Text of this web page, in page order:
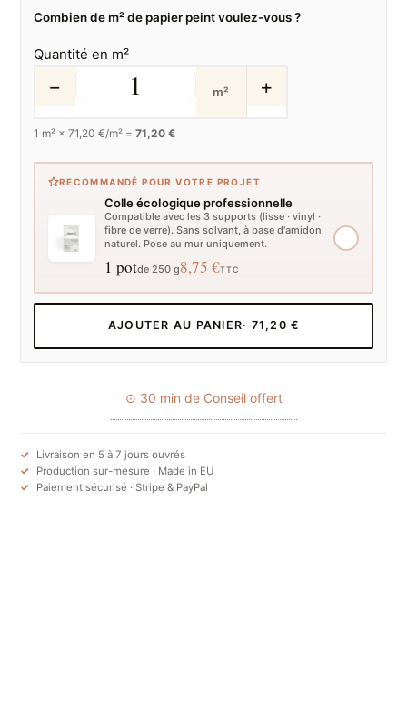
Combien de m² de papier peint voulez-vous ?
Quantité en m²
− m² +
1 m² ×71,20 €/m² =71,20 €
RECOMMANDÉ POUR VOTRE PROJET
Colle écologique professionnelle
Compatible avec les 3 supports (lisse · vinyl ·
fibre de verre). Sans solvant, à base d'amidon
naturel. Pose au mur uniquement.
1 potde 250 g8,75 €TTC
AJOUTER AU PANIER· 71,20 €
⊙ 30 min de Conseil offert
Livraison en 5 à 7 jours ouvrés
Production sur-mesure · Made in EU
Paiement sécurisé · Stripe & PayPal